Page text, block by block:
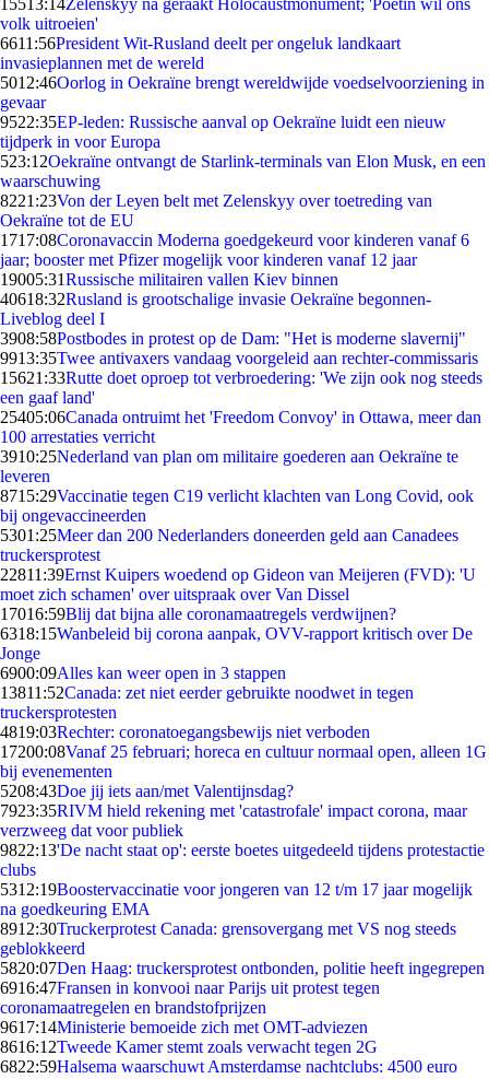
15513:14Zelenskyy na geraakt Holocaustmonument; 'Poetin wil ons
volk uitroeien'
6611:56President Wit-Rusland deelt per ongeluk landkaart
invasieplannen met de wereld
5012:46Oorlog in Oekraïne brengt wereldwijde voedselvoorziening in
gevaar
9522:35EP-leden: Russische aanval op Oekraïne luidt een nieuw
tijdperk in voor Europa
523:12Oekraïne ontvangt de Starlink-terminals van Elon Musk, en een
waarschuwing
8221:23Von der Leyen belt met Zelenskyy over toetreding van
Oekraïne tot de EU
1717:08Coronavaccin Moderna goedgekeurd voor kinderen vanaf 6
jaar; booster met Pfizer mogelijk voor kinderen vanaf 12 jaar
19005:31Russische militairen vallen Kiev binnen
40618:32Rusland is grootschalige invasie Oekraïne begonnen-
Liveblog deel I
3908:58Postbodes in protest op de Dam: "Het is moderne slavernij"
9913:35Twee antivaxers vandaag voorgeleid aan rechter-commissaris
15621:33Rutte doet oproep tot verbroedering: 'We zijn ook nog steeds
een gaaf land'
25405:06Canada ontruimt het 'Freedom Convoy' in Ottawa, meer dan
100 arrestaties verricht
3910:25Nederland van plan om militaire goederen aan Oekraïne te
leveren
8715:29Vaccinatie tegen C19 verlicht klachten van Long Covid, ook
bij ongevaccineerden
5301:25Meer dan 200 Nederlanders doneerden geld aan Canadees
truckersprotest
22811:39Ernst Kuipers woedend op Gideon van Meijeren (FVD): 'U
moet zich schamen' over uitspraak over Van Dissel
17016:59Blij dat bijna alle coronamaatregels verdwijnen?
6318:15Wanbeleid bij corona aanpak, OVV-rapport kritisch over De
Jonge
6900:09Alles kan weer open in 3 stappen
13811:52Canada: zet niet eerder gebruikte noodwet in tegen
truckersprotesten
4819:03Rechter: coronatoegangsbewijs niet verboden
17200:08Vanaf 25 februari; horeca en cultuur normaal open, alleen 1G
bij evenementen
5208:43Doe jij iets aan/met Valentijnsdag?
7923:35RIVM hield rekening met 'catastrofale' impact corona, maar
verzweeg dat voor publiek
9822:13'De nacht staat op': eerste boetes uitgedeeld tijdens protestactie
clubs
5312:19Boostervaccinatie voor jongeren van 12 t/m 17 jaar mogelijk
na goedkeuring EMA
8912:30Truckerprotest Canada: grensovergang met VS nog steeds
geblokkeerd
5820:07Den Haag: truckersprotest ontbonden, politie heeft ingegrepen
6916:47Fransen in konvooi naar Parijs uit protest tegen
coronamaatregelen en brandstofprijzen
9617:14Ministerie bemoeide zich met OMT-adviezen
8616:12Tweede Kamer stemt zoals verwacht tegen 2G
6822:59Halsema waarschuwt Amsterdamse nachtclubs: 4500 euro